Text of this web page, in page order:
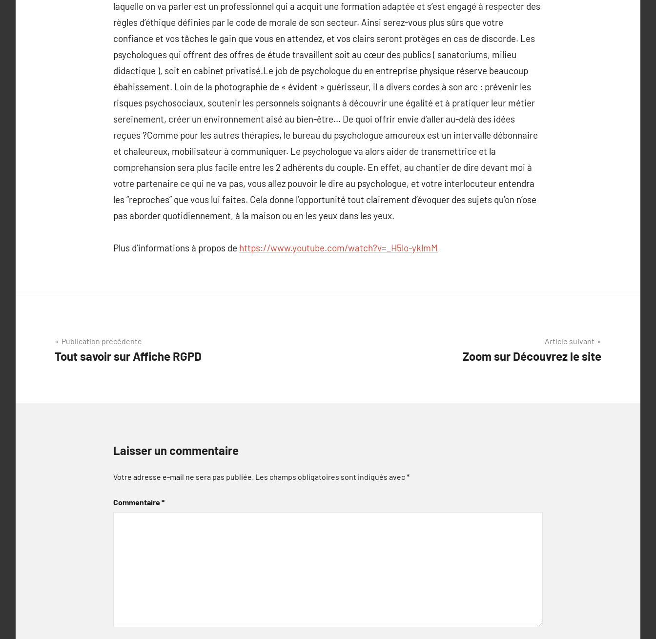
laquelle on va parler est un professionnel qui a acquit une formation adaptée et s’est engagé à respecter des
règles d’éthique définies par le code de morale de son secteur. Ainsi serez-vous plus sûrs que votre
confiance et vos tâches le gain que vous en attendez, et vos clairs seront protèges en cas de discorde. Les
psychologues qui offrent des offres de étude travaillent soit au cœur des publics ( sanatoriums, milieu
didactique ), soit en cabinet privatisé.Le job de psychologue du en entreprise physique réserve beaucoup
ébahissement. Loin de la photographie de « évident » guérisseur, il a divers cordes à son arc : prévenir les
risques psychosociaux, soutenir les personnels soignants à découvrir une égalité et à pratiquer leur métier
sereinement, créer un environnement aisé au bien-être… De quoi offrir envie d’aller au-delà des idées
reçues ?Comme pour les autres thérapies, le bureau du psychologue amoureux est un intervalle débonnaire
et chaleureux, mobilisateur à communiquer. Le psychologue va alors aider de transmettrice et la
comprehansion sera plus facile entre les 2 adhérents du couple. En effet, au chantier de dire devant moi à
votre partenaire ce qui ne va pas, vous allez pouvoir le dire au psychologue, et votre interlocuteur entendra
les “reproches” que vous lui faites. Cela donne l’opportunité tout clairement d’évoquer des sujets qu’on n’ose
pas aborder quotidiennement, à la maison ou en les yeux dans les yeux.
Plus d’informations à propos de https://www.youtube.com/watch?v=_H5lo-yklmM
Navigation
de
Publication précédente
Tout savoir sur Affiche RGPD
Article suivant
Zoom sur Découvrez le site
Laisser un commentaire
Votre adresse e-mail ne sera pas publiée. Les champs obligatoires sont indiqués avec*
Commentaire*